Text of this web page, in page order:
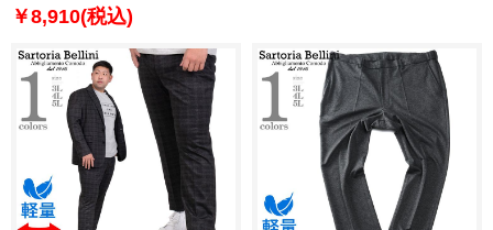
￥8,910(税込)